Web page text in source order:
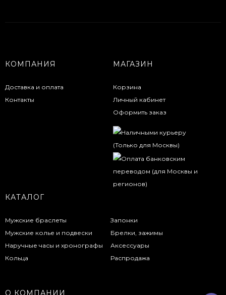
КОМПАНИЯ
Доставка и оплата
Контакты
МАГАЗИН
Корзина
Личный кабинет
Оформить заказ
КАТАЛОГ
Мужские браслеты
Мужские колье и подвески
Наручные часы и хронографы
Кольца
Запонки
Брелки, зажимы
Аксессуары
Распродажа
О КОМПАНИИ